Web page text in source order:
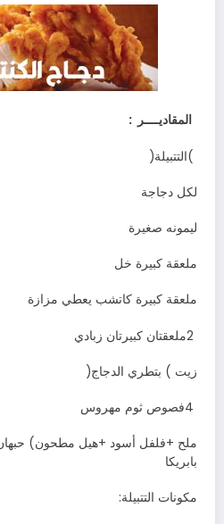
‬المقاديــــر‭ :
‭( ‬التتبيلة‭)‬
لكل‭ ‬دجاجة
ليمونه‭ ‬صغيرة
ملعقة‭ ‬كبيرة‭ ‬خل
ملعقة‭ ‬كبيرة‭ ‬كاتشب‭ ‬يعطي‭ ‬مزازة
2‭ ‬ملعقتان‭ ‬كبيرتان‭ ‬زبادي
زيت‭ ( ‬بتطري‭ ‬الدجاج‭)‬
4‭ ‬فصوص‭ ‬ثوم‭ ‬مهروس
‬بابريكا
مكونات‭ ‬التتبيلة‭:‬